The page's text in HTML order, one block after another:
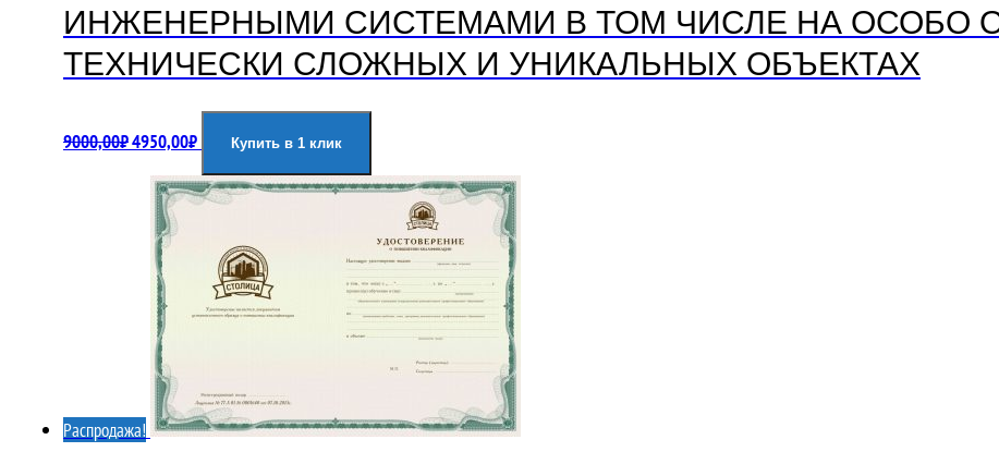
ИНЖЕНЕРНЫМИ СИСТЕМАМИ В ТОМ ЧИСЛЕ НА ОСОБО
ТЕХНИЧЕСКИ СЛОЖНЫХ И УНИКАЛЬНЫХ ОБЪЕКТАХ
9000,00₽цена
составляла
9000,00₽.
4950,00₽цена:
4950,00₽.
Купить в 1 клик
Распродажа!